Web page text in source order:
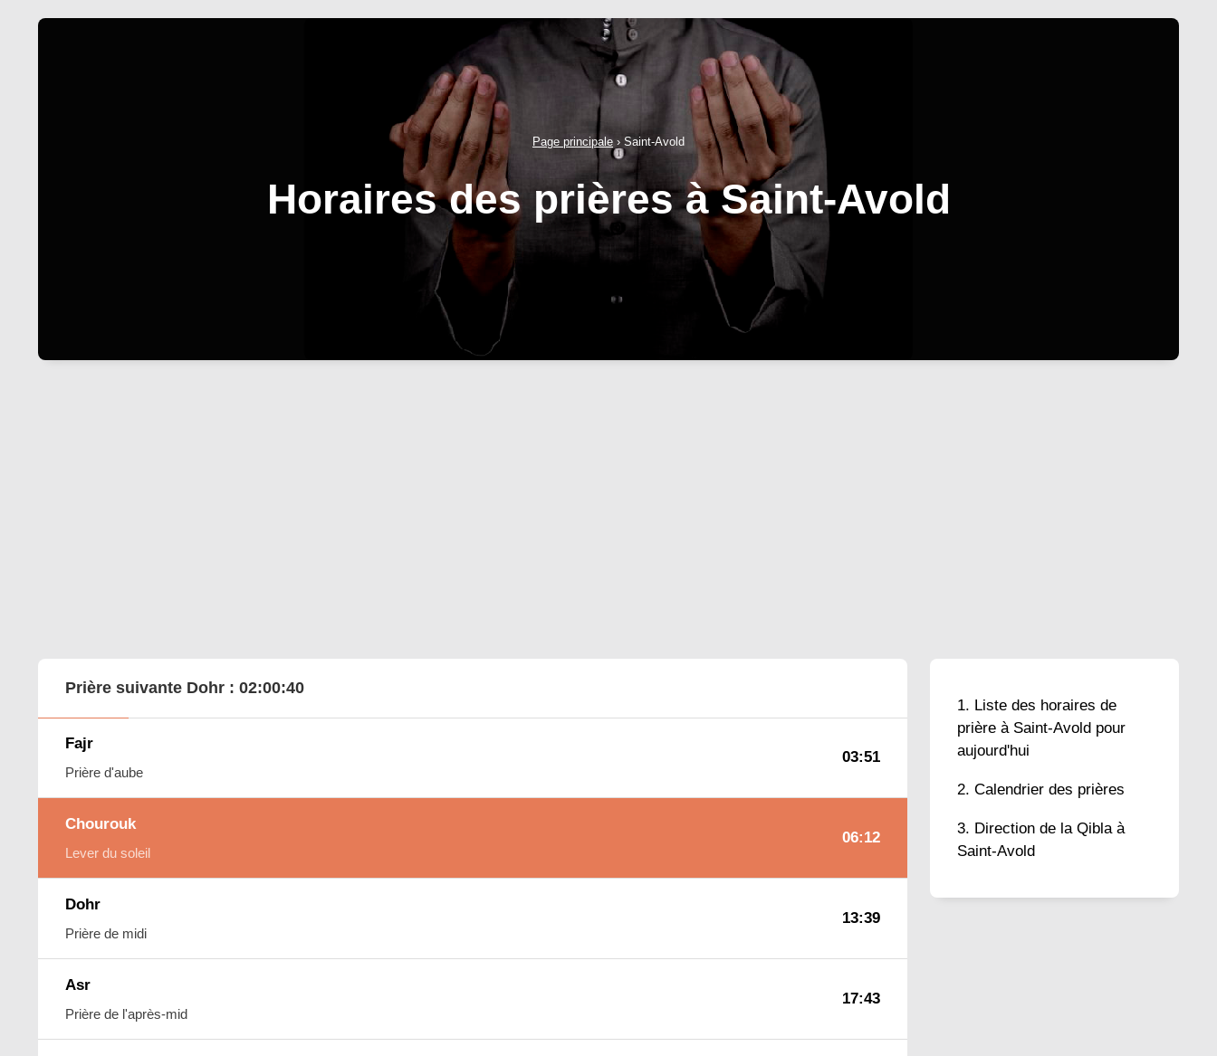
Page principale › Saint-Avold
Horaires des prières à Saint-Avold
Liste des horaires de
prière à Saint-Avold pour
aujourd'hui
Calendrier des prières
Direction de la Qibla à
Saint-Avold
Prière suivante Dohr : 02:00:39
Fajr
Prière d'aube
03:51
Chourouk
Lever du soleil
06:12
Dohr
Prière de midi
13:39
Asr
Prière de l'après-mid
17:43